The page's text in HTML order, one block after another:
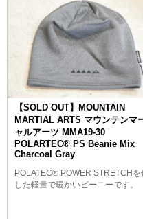
【SOLD OUT】MOUNTAIN
MARTIAL ARTS マウンテンマ
ャルアーツ MMA19-30
POLARTEC® PS Beanie Mix
Charcoal Gray
POLATEC® POWER STRETCHを
した軽量で暖かいビーニーです。